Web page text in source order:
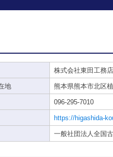
株式会社東田工務店
地 熊本県熊本市北区
096-295-7010
https://higashida-
一般社団法人全国